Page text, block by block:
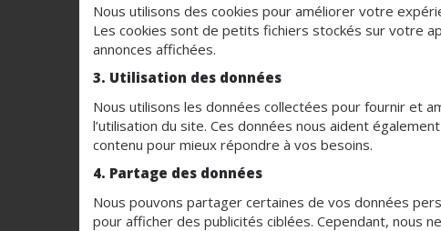
Nous utilisons des cookies pour améliorer votre
Les cookies sont de petits fichiers stockés sur votre
annonces affichées.
3. Utilisation des données
Nous utilisons les données collectées pour fournir et
l’utilisation du site. Ces données nous aident
contenu pour mieux répondre à vos besoins.
4. Partage des données
Nous pouvons partager certaines de vos données
pour afficher des publicités ciblées. Cependant, nous